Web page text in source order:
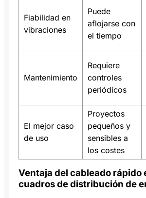
Fiabilidad en
vibraciones
Puede
aflojarse con
el tiempo
Mantenimiento
Requiere
controles
periódicos
El mejor caso
de uso
Proyectos
pequeños y
sensibles a
los costes
Ventaja del cableado rápido
cuadros de distribución de